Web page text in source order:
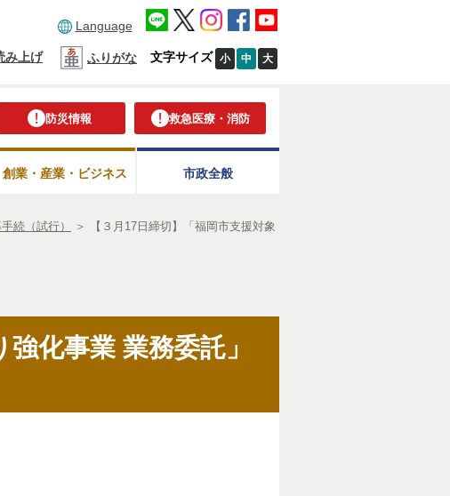
Language
み上げ ふりがな 文字サイズ 小 中 大
防災情報 救急医療・消防
創業・産業・ビジネス 市政全般
続（試行） ＞
【３月17日締切】「福岡市支援対象
化事業 業務委託」